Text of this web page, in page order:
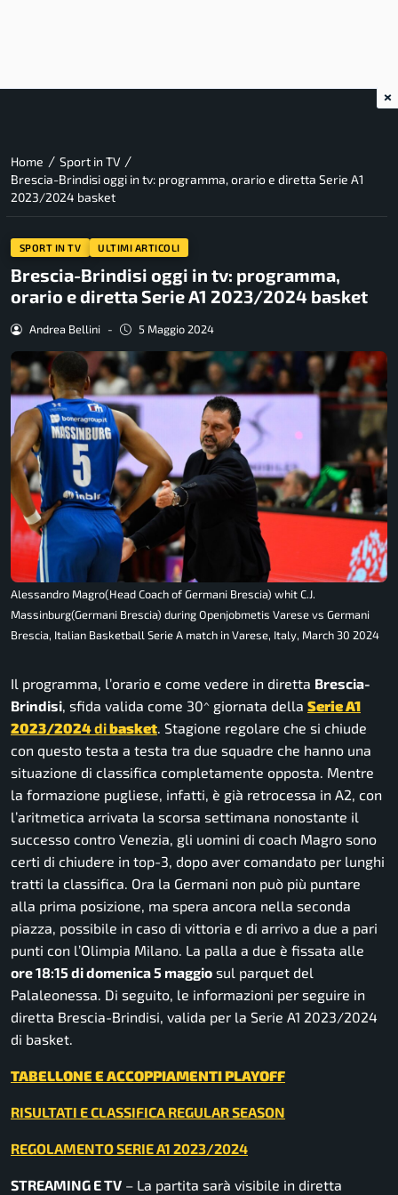
Home / Sport in TV /
Brescia-Brindisi oggi in tv: programma, orario e diretta Serie A1
2023/2024 basket
SPORT IN TV ULTIMI ARTICOLI
Brescia-Brindisi oggi in tv: programma,
orario e diretta Serie A1 2023/2024 basket
Andrea Bellini - 5 Maggio 2024
Alessandro Magro(Head Coach of Germani Brescia) whit C.J.
Massinburg(Germani Brescia) during Openjobmetis Varese vs Germani
Brescia, Italian Basketball Serie A match in Varese, Italy, March 30 2024
Il programma, l’orario e come vedere in diretta Brescia-
Brindisi, sfida valida come 30^ giornata della Serie A1
2023/2024dibasket. Stagione regolare che si chiude
con questo testa a testa tra due squadre che hanno una
situazione di classifica completamente opposta. Mentre
la formazione pugliese, infatti, è già retrocessa in A2, con
l’aritmetica arrivata la scorsa settimana nonostante il
successo contro Venezia, gli uomini di coach Magro sono
certi di chiudere in top-3, dopo aver comandato per lunghi
tratti la classifica. Ora la Germani non può più puntare
alla prima posizione, ma spera ancora nella seconda
piazza, possibile in caso di vittoria e di arrivo a due a pari
punti con l’Olimpia Milano. La palla a due è fissata alle
ore 18:15 di domenica 5 maggio sul parquet del
Palaleonessa. Di seguito, le informazioni per seguire in
diretta Brescia-Brindisi, valida per la Serie A1 2023/2024
di basket.
TABELLONE E ACCOPPIAMENTI PLAYOFF
RISULTATI E CLASSIFICA REGULAR SEASON
REGOLAMENTO SERIE A1 2023/2024
STREAMING E TV – La partita sarà visibile in diretta
×